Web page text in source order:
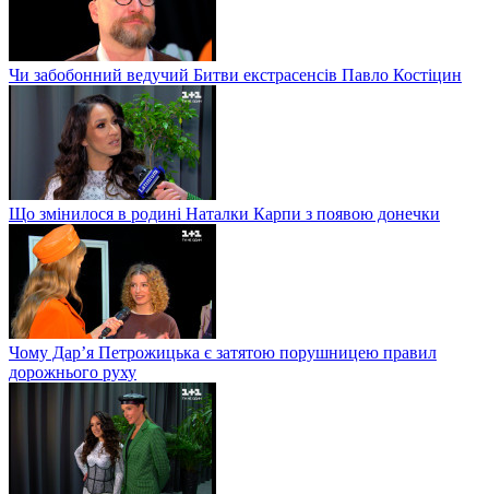
Чи забобонний ведучий Битви екстрасенсів Павло Костіцин
Що змінилося в родині Наталки Карпи з появою донечки
Чому Дар’я Петрожицька є затятою порушницею правил
дорожнього руху